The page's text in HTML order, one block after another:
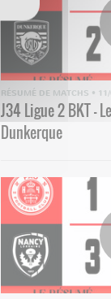
RÉSUMÉ DE MATCHS •
J34 Ligue 2 BKT -
Dunkerque